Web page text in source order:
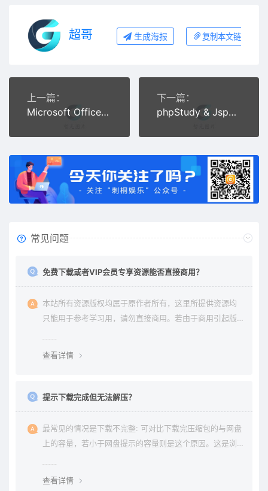
超哥 生成海报 复制本文链接
上一篇：
Microsoft Office 2019专业增强版(附Office2019安装方法）支特32位和64位系统
下一篇：
phpStudy & JspStudy 2016 更新下载，新版支持php7.0
常见问题
免费下载或者VIP会员专享资源能否直接商用？
本站所有资源版权均属于原作者所有，这里所提供资源均
只能用于参考学习用，请勿直接商用。若由于商用引起版
查看详情
提示下载完成但无法解压？
最常见的情况是下载不完整: 可对比下载完压缩包的与网盘
上的容量，若小于网盘提示的容量则是这个原因。这是浏
查看详情